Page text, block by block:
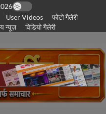
User Videos
फोटो गैलेरी
न्यूज़ विडियो गैलेरी